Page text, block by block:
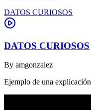
DATOS CURIOSOS
DATOS CURIOSOS
By amgonzalez
Ejemplo de una explicación